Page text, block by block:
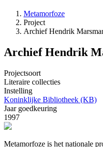
Metamorfoze
Project
Archief Hendrik
Archief Hendrik
Projectsoort
Literaire collecties
Instelling
Koninklijke Bibliotheek (KB)
Jaar goedkeuring
1997
Metamorfoze is het nationale